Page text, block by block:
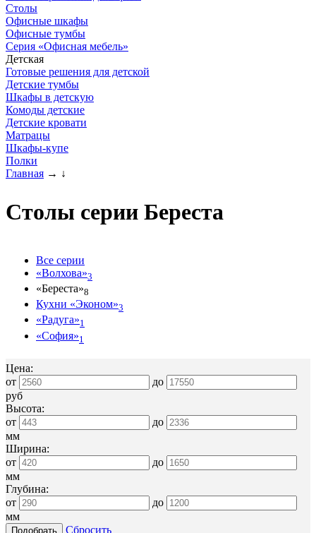
Столы
Офисные шкафы
Офисные тумбы
Серия «Офисная мебель»
Детская
Готовые решения для детской
Детские тумбы
Шкафы в детскую
Комоды детские
Детские кровати
Матрацы
Шкафы-купе
Полки
Главная → ↓
Столы серии Береста
Все серии
«Волхова»3
«Береста»8
Кухни «Эконом»3
«Радуга»1
«София»1
Цена:
от
до
руб
Высота:
от
до
мм
Ширина:
от
до
мм
Глубина:
от
до
мм
Сбросить